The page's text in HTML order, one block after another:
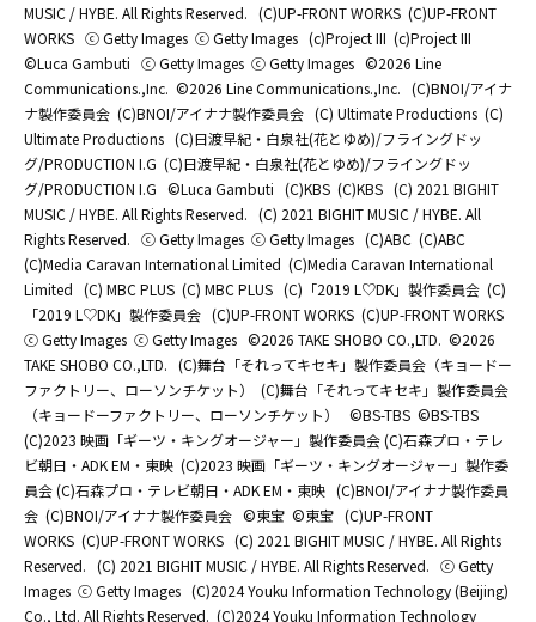
MUSIC / HYBE. All Rights Reserved. (C)UP-FRONT WORKS (C)UP-FRONT
WORKS ⓒ Getty Images ⓒ Getty Images (c)Project III (c)Project III
©Luca Gambuti ⓒ Getty Images ⓒ Getty Images ©2026 Line
Communications.,Inc. ©2026 Line Communications.,Inc. (C)BNOI/アイナ
ナ製作委員会 (C)BNOI/アイナナ製作委員会 (C) Ultimate Productions (C)
Ultimate Productions (C)日渡早紀・白泉社(花とゆめ)/フライングドッ
グ/PRODUCTION I.G (C)日渡早紀・白泉社(花とゆめ)/フライングドッ
グ/PRODUCTION I.G ©Luca Gambuti (C)KBS (C)KBS (C) 2021 BIGHIT
MUSIC / HYBE. All Rights Reserved. (C) 2021 BIGHIT MUSIC / HYBE. All
Rights Reserved. ⓒ Getty Images ⓒ Getty Images (C)ABC (C)ABC
(C)Media Caravan International Limited (C)Media Caravan International
Limited (C) MBC PLUS (C) MBC PLUS (C)「2019 L♡DK」製作委員会 (C)
「2019 L♡DK」製作委員会 (C)UP-FRONT WORKS (C)UP-FRONT WORKS
ⓒ Getty Images ⓒ Getty Images ©2026 TAKE SHOBO CO.,LTD. ©2026
TAKE SHOBO CO.,LTD. (C)舞台「それってキセキ」製作委員会（キョードー
ファクトリー、ローソンチケット）
(C)舞台「それってキセキ」製作委員会
（キョードーファクトリー、ローソンチケット）
©BS-TBS ©BS-TBS
(C)2023 映画「ギーツ・キングオージャー」製作委員会 (C)石森プロ・テレ
ビ朝日・ADK EM・東映 (C)2023 映画「ギーツ・キングオージャー」製作委
員会 (C)石森プロ・テレビ朝日・ADK EM・東映 (C)BNOI/アイナナ製作委員
会 (C)BNOI/アイナナ製作委員会 ©東宝 ©東宝 (C)UP-FRONT
WORKS (C)UP-FRONT WORKS (C) 2021 BIGHIT MUSIC / HYBE. All Rights
Reserved. (C) 2021 BIGHIT MUSIC / HYBE. All Rights Reserved. ⓒ Getty
Images ⓒ Getty Images (C)2024 Youku Information Technology (Beijing)
Co., Ltd. All Rights Reserved. (C)2024 Youku Information Technology